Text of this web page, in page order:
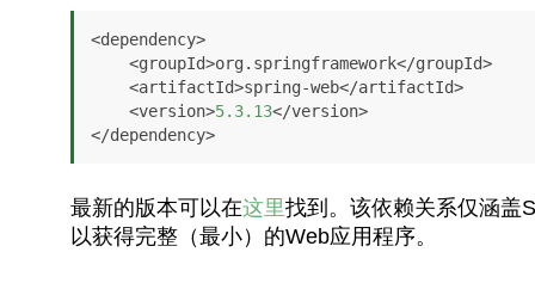
<dependency>
    <version>
5.3.13</version>
</dependency>
最新的版本可以在这里找到。该依赖关系仅涵盖
以获得完整（最小）的Web应用程序。